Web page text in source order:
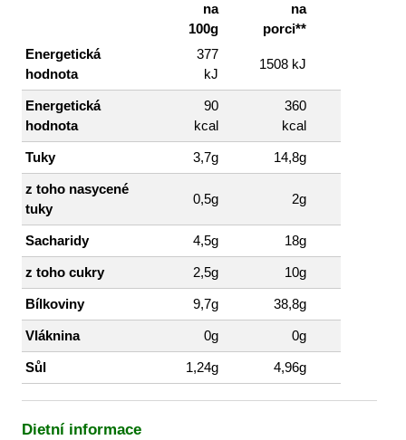
na
100g
na
porci**
Energetická
hodnota
377
kJ
1508 kJ
Energetická
hodnota
90
kcal
360
kcal
Tuky 3,7g 14,8g
z toho nasycené
tuky
0,5g 2g
Sacharidy 4,5g 18g
z toho cukry 2,5g 10g
Bílkoviny 9,7g 38,8g
Vláknina 0g 0g
Sůl 1,24g 4,96g
Dietní informace